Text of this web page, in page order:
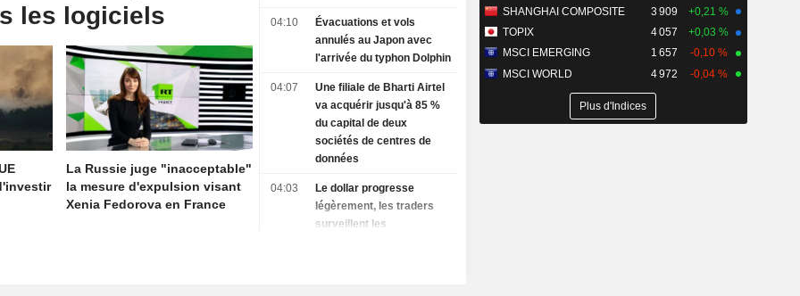
les logiciels
La Russie juge "inacceptable"
la mesure d'expulsion visant
Xenia Fedorova en France
04:10
Évacuations et vols
annulés au Japon avec
l'arrivée du typhon Dolphin
04:07
Une filiale de Bharti Airtel
va acquérir jusqu'à 85 %
du capital de deux
sociétés de centres de
données
04:03
Le dollar progresse
légèrement, les traders
surveillent les
SHANGHAI COMPOSITE
3 909
+0,21 %
TOPIX
4 057
+0,03 %
MSCI EMERGING
1 657
-0,10 %
MSCI WORLD
4 972 -0,04 %
Plus d'Indices